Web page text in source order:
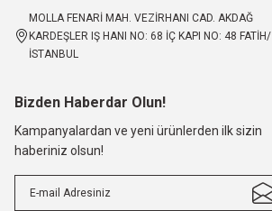
MOLLA FENARİ MAH. VEZİRHANI CAD. AKDAĞ
KARDEŞLER IŞ HANI NO: 68 İÇ KAPI NO: 48 FATİH/
İSTANBUL
Bizden Haberdar Olun!
Kampanyalardan ve yeni ürünlerden ilk sizin
haberiniz olsun!